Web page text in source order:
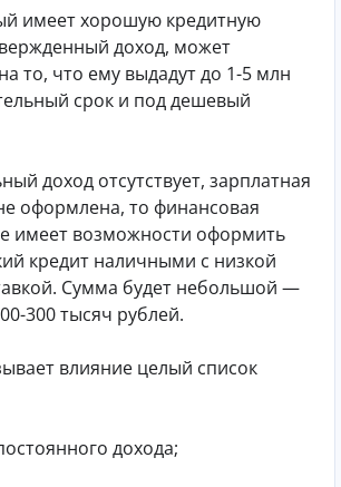
имеет хорошую кредитную
доход, может
то, что ему выдадут до 1-5 млн
срок и под дешевый
доход отсутствует, зарплатная
оформлена, то финансовая
имеет возможности оформить
кредит наличными с низкой
Сумма будет небольшой —
300 тысяч рублей.
влияние целый список
дохода;